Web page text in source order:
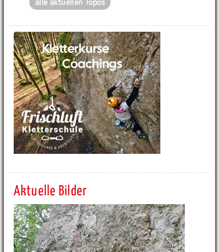
Aktuelle Bilder